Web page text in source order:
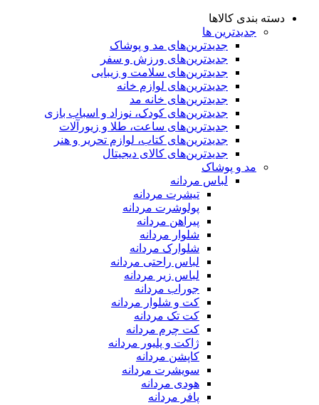
دسته بندی کالاها
جدیدترین ها
جدید‌ترین‌های مد و پوشاک
جدید‌ترین‌های ورزش و سفر
جدید‌ترین‌های سلامت و زیبایی
جدید‌ترین‌های لوازم خانه
جدیدترین‌های خانه مد
جدید‌ترین‌های کودک، نوزاد و اسباب بازی
جدید‌ترین‌های ساعت، طلا و زیورآلات
جدید‌ترین‌های کتاب، لوازم تحریر و هنر
جدید‌ترین‌های کالای دیجیتال
مد و پوشاک
لباس مردانه
تیشرت مردانه
پولوشرت مردانه
پیراهن مردانه
شلوار مردانه
شلوارک مردانه
لباس راحتی مردانه
لباس زیر مردانه
جوراب مردانه
کت و شلوار مردانه
کت تک مردانه
کت چرم مردانه
ژاکت و پلیور مردانه
کاپشن مردانه
سویشرت مردانه
هودی مردانه
پافر مردانه